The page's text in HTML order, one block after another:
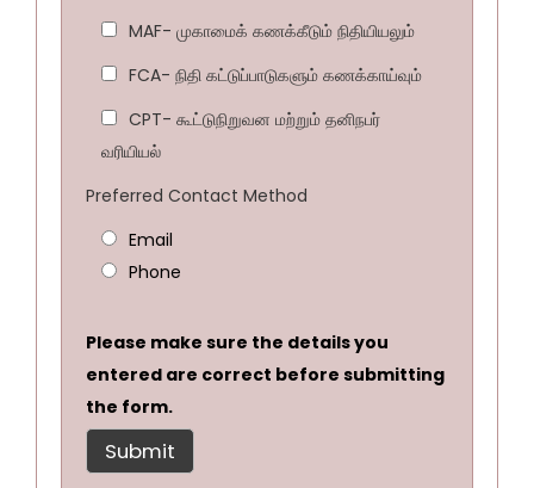
MAF- முகாமைக் கணக்கீடும் நிதியியலும்
FCA- நிதி கட்டுப்பாடுகளும் கணக்காய்வும்
CPT- கூட்டுநிறுவன மற்றும் தனிநபர்
வரியியல்
Preferred Contact Method
Email
Phone
Please make sure the details you
entered are correct before submitting
the form.